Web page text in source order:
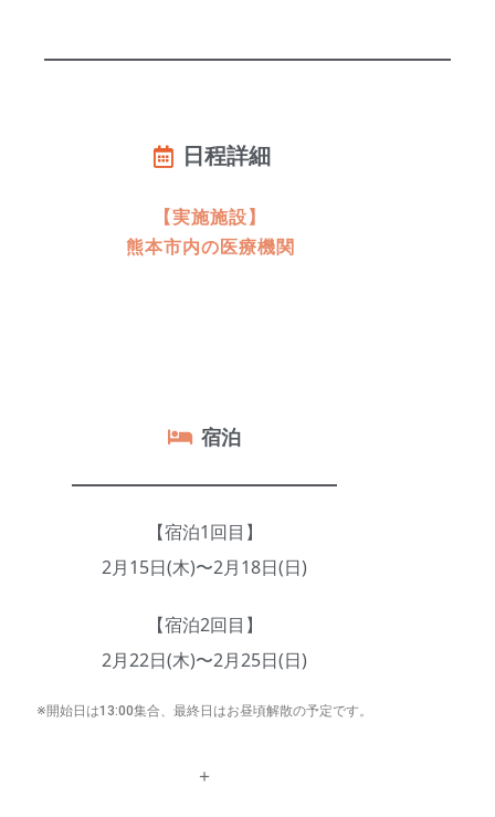
日程詳細
【実施施設】
熊本市内の医療機関
宿泊
【宿泊1回目】
2月15日(木)〜2月18日(日)
【宿泊2回目】
2月22日(木)〜2月25日(日)
※開始日は13:00集合、最終日はお昼頃解散の予定です。
＋